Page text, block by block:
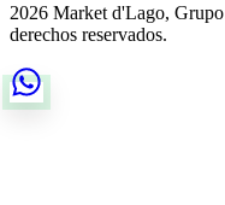
2026 Market d'Lago,
derechos reservados.